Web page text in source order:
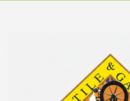
2027
及製衣配件展覽會【台